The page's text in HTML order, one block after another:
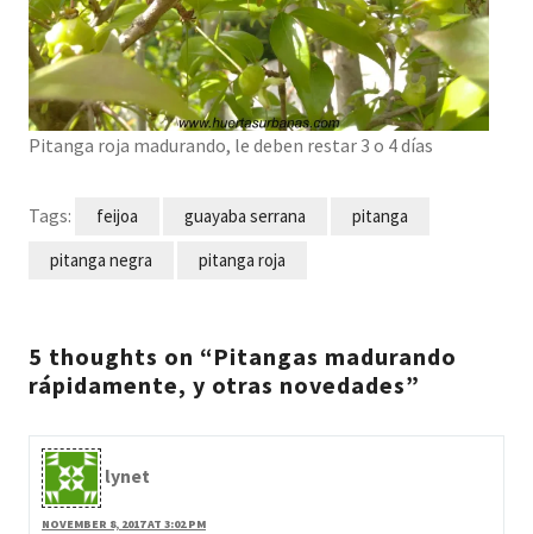
Pitanga roja madurando, le deben restar 3 o 4 días
Tags: feijoa guayaba serrana
pitanga
pitanga negra
pitanga roja
5 thoughts on “Pitangas madurando
rápidamente, y otras novedades”
lynet
NOVEMBER 8, 2017 AT 3:02 PM